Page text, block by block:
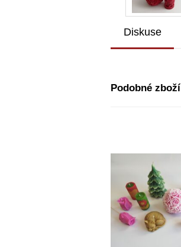
Diskuse
Podobné zboží